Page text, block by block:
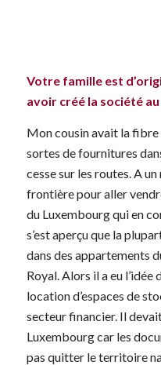
Votre famille est
avoir créé la société
Mon cousin avait la
sortes de fournitures
cesse sur les routes. A
frontière pour aller
du Luxembourg qui en
s’est aperçu que la
dans des appartements
Royal. Alors il a eu
location d’espaces de
secteur financier. Il
Luxembourg car les
pas quitter le territoire